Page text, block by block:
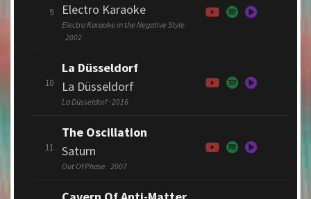
9
Electro Karaoke
Electro Karaoke in the Negative Style
· 2002
10
La Düsseldorf
La Düsseldorf
La Düsseldorf · 2016
11
The Oscillation
Saturn
Out Of Phase · 2007